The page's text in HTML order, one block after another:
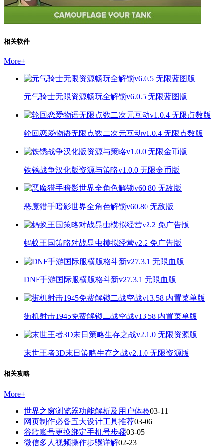
相关软件
More+
元气骑士无限资源畅玩全解锁v6.0.5 无限蓝图版
轮回恋爱物语无限点数二次元互动v1.0.4 无限点数版
铁锈战争汉化版资源与策略v1.0.0 无限金币版
恶魔猎手暗影世界全角色解锁v60.80 无敌版
蚂蚁王国策略对战昆虫模拟经营v2.2 免广告版
DNF手游国际服横版格斗新v27.3.1 无限血版
街机射击1945免费解锁二战空战v13.58 内置菜单版
末世王者3D末日策略生存之战v2.1.0 无限资源版
相关攻略
More+
世界之窗浏览器功能解析及用户体验03-11
网页制作必备五大设计工具推荐03-06
谷歌账号更换绑定手机号步骤03-05
微信多人视频操作步骤详解02-23